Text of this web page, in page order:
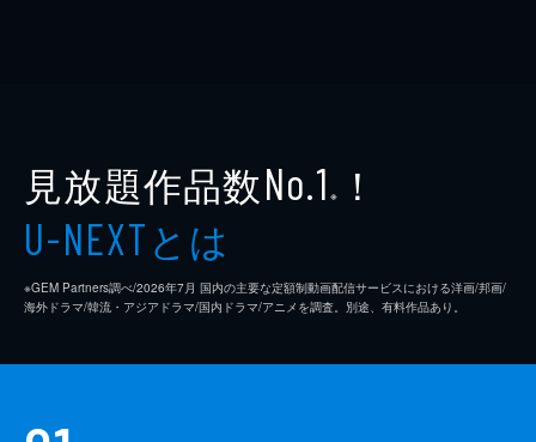
見放題作品数No.1 ※ ！
U-NEXTとは
※GEM Partners調べ/2026年7⽉ 国内の主要な定額制動画配信サービスにおける洋画/邦画/
海外ドラマ/韓流・アジアドラマ/国内ドラマ/アニメを調査。別途、有料作品あり。